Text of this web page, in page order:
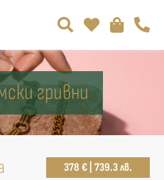
гривни
378 € | 739.3 лв.